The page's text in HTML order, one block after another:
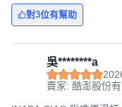
對3位有幫助
吳********a
賣家: 酷澎股份